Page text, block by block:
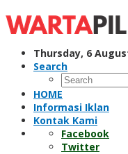
to
content
Thursday, 6
Search
HOME
Informasi Iklan
Kontak Kami
Facebook
Twitter